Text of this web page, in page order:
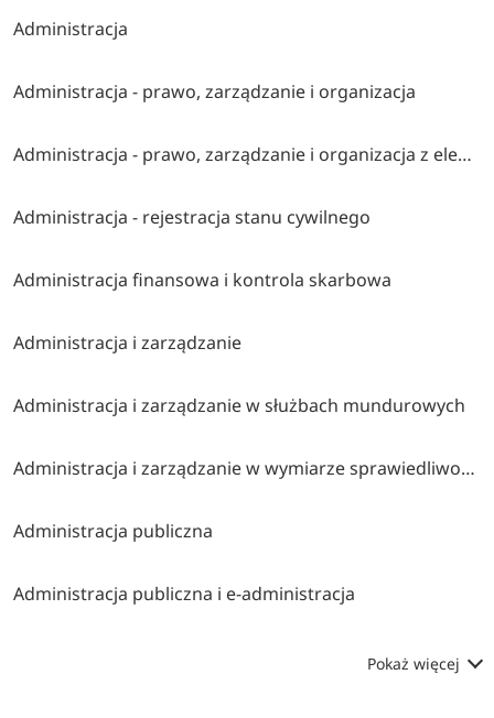
Administracja
Administracja - prawo, zarządzanie i organizacja
Administracja - prawo, zarządzanie i organizacja z elementami ai
Administracja - rejestracja stanu cywilnego
Administracja finansowa i kontrola skarbowa
Administracja i zarządzanie
Administracja i zarządzanie w służbach mundurowych
Administracja i zarządzanie w wymiarze sprawiedliwości i instytucjach pomocniczych
Administracja publiczna
Administracja publiczna i e-administracja
Pokaż więcej